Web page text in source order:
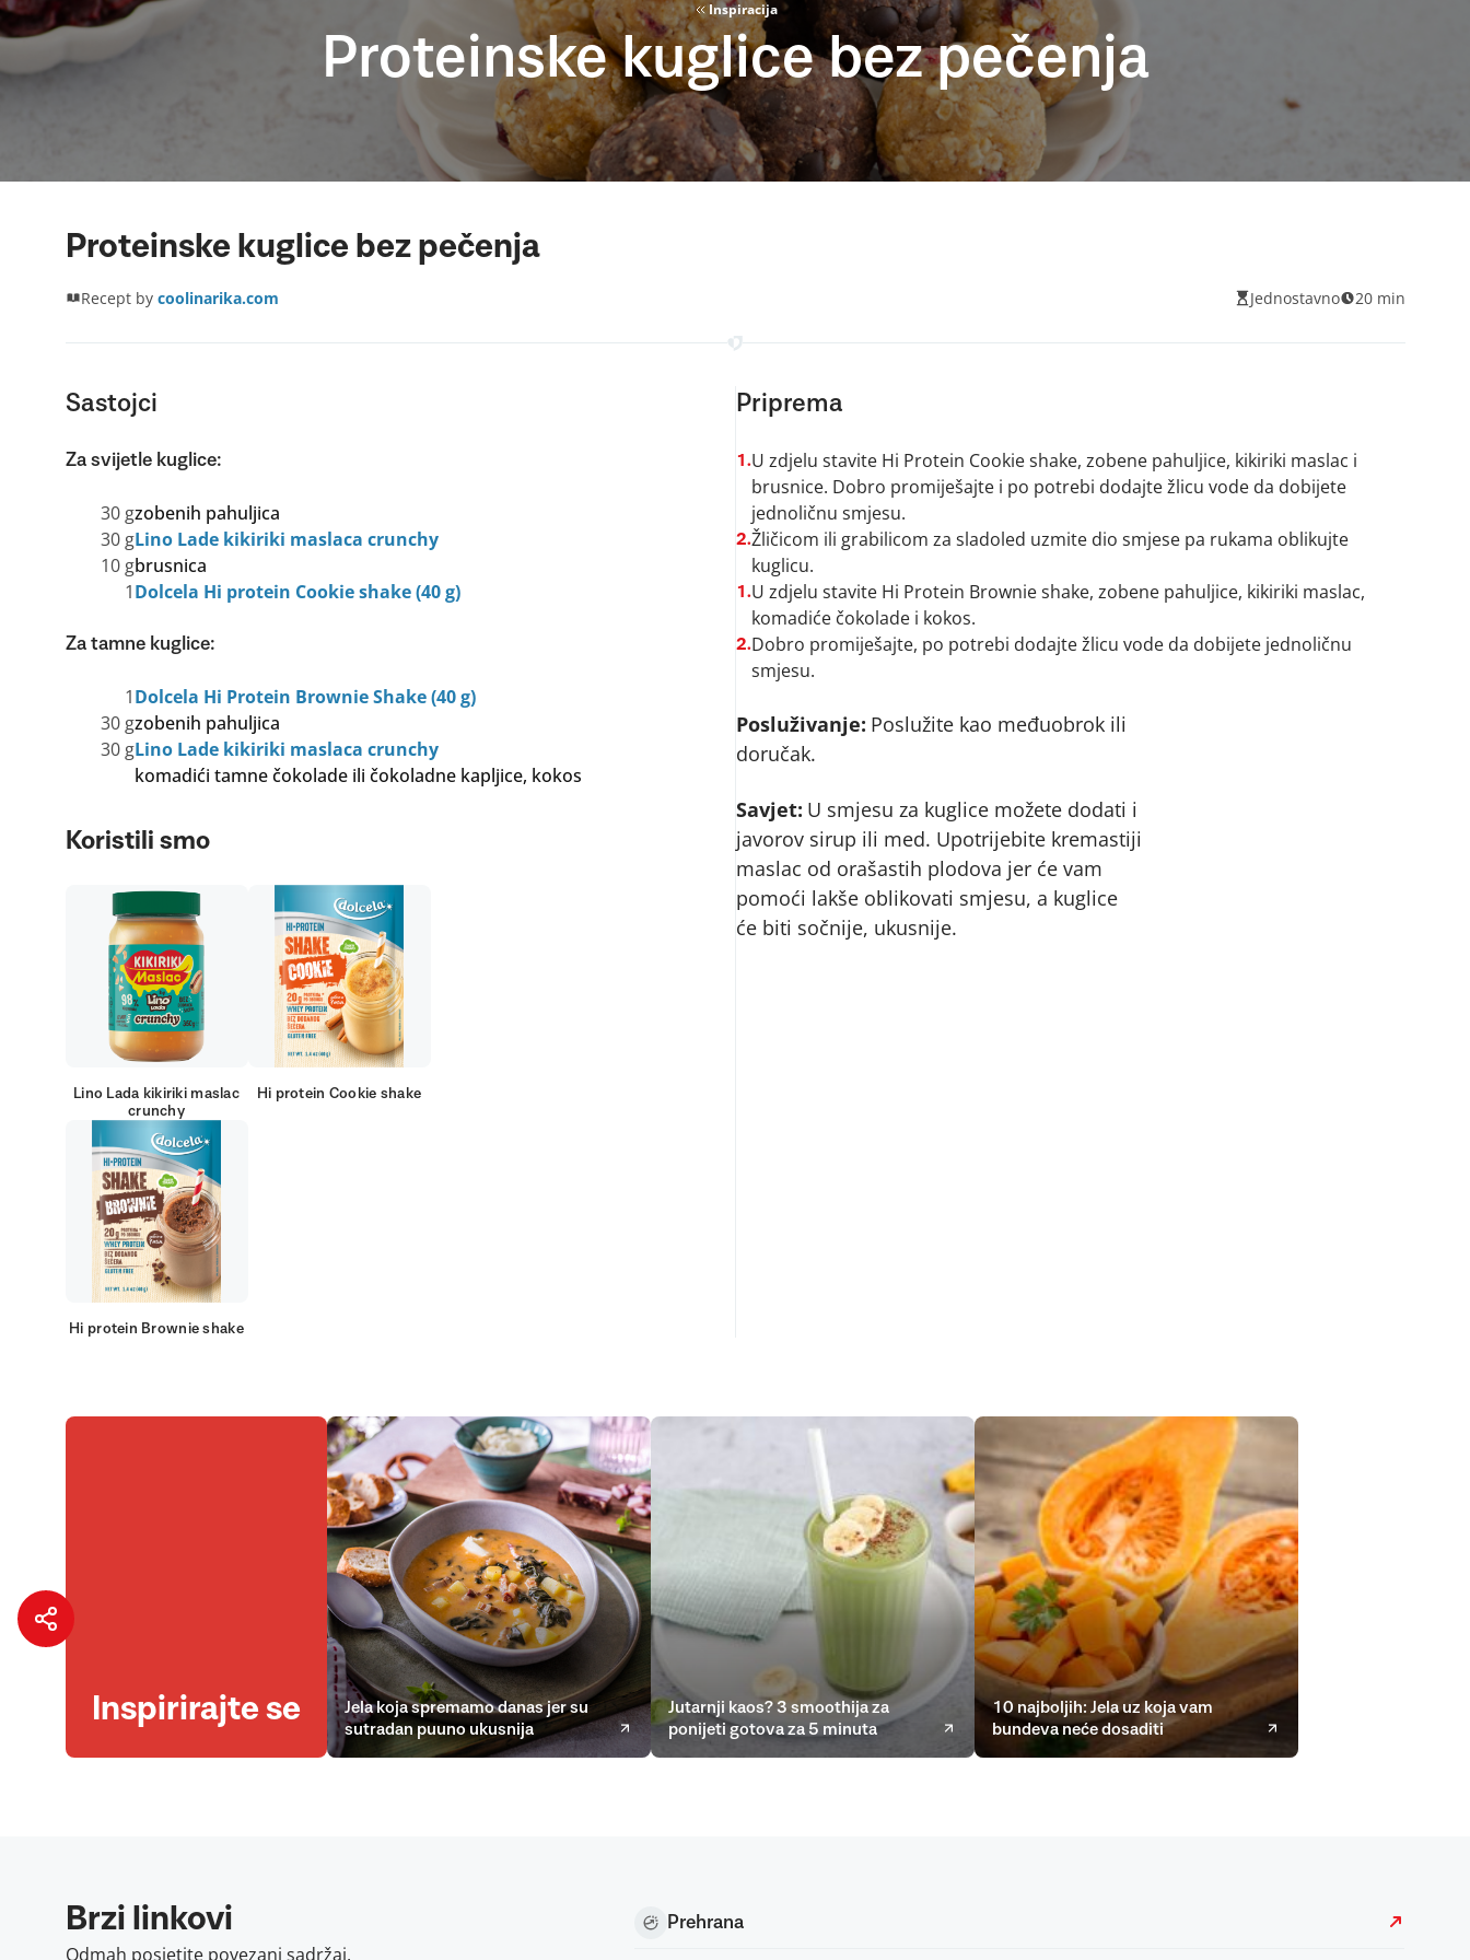
Inspiracija
Proteinske kuglice bez pečenja
Proteinske kuglice bez pečenja
Recept by coolinarika.com Jednostavno 20 min
Sastojci
Za svijetle kuglice:
30 gzobenih pahuljica
30 gLino Lade kikiriki maslaca crunchy
10 gbrusnica
1Dolcela Hi protein Cookie shake (40 g)
Za tamne kuglice:
1Dolcela Hi Protein Brownie Shake (40 g)
30 gzobenih pahuljica
30 gLino Lade kikiriki maslaca crunchy
komadići tamne čokolade ili čokoladne kapljice, kokos
Koristili smo
Lino Lada kikiriki maslac
crunchy
Hi protein Cookie shake
Hi protein Brownie shake
Priprema
1.U zdjelu stavite Hi Protein Cookie shake, zobene pahuljice, kikiriki maslac i
brusnice. Dobro promiješajte i po potrebi dodajte žlicu vode da dobijete
jednoličnu smjesu.
2.Žličicom ili grabilicom za sladoled uzmite dio smjese pa rukama oblikujte
kuglicu.
1.U zdjelu stavite Hi Protein Brownie shake, zobene pahuljice, kikiriki maslac,
komadiće čokolade i kokos.
2.Dobro promiješajte, po potrebi dodajte žlicu vode da dobijete jednoličnu
smjesu.
Posluživanje: Poslužite kao međuobrok ili
doručak.
Savjet: U smjesu za kuglice možete dodati i
javorov sirup ili med. Upotrijebite kremastiji
maslac od orašastih plodova jer će vam
pomoći lakše oblikovati smjesu, a kuglice
će biti sočnije, ukusnije.
Inspirirajte se
Jela koja spremamo danas jer su
sutradan puuno ukusnija
Jutarnji kaos? 3 smoothija za
ponijeti gotova za 5 minuta
10 najboljih: Jela uz koja vam
bundeva neće dosaditi
Brzi linkovi
Odmah posjetite povezani sadržaj.
Prehrana